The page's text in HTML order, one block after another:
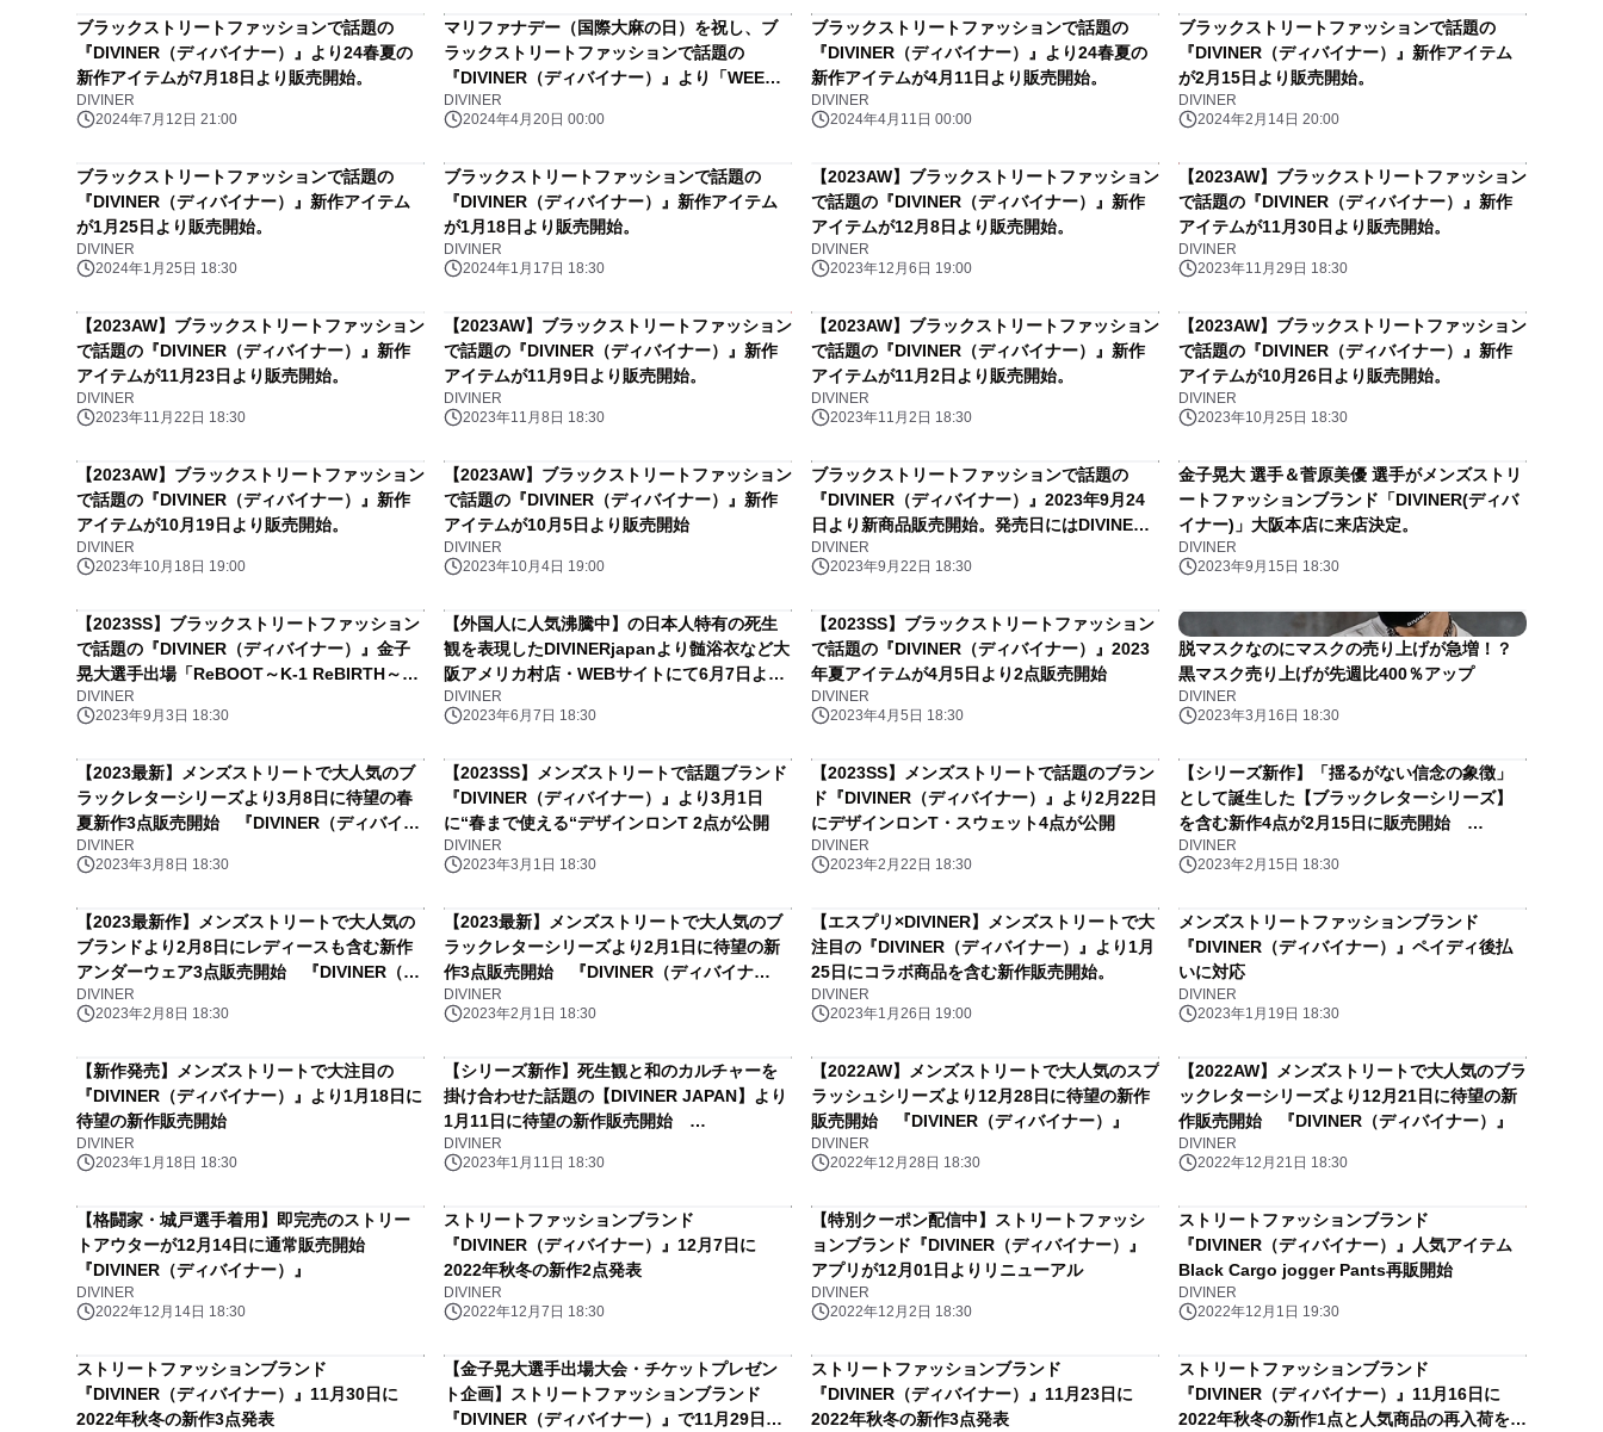
ブラックストリートファッションで話題の
『DIVINER（ディバイナー）』より24春夏の
新作アイテムが7月18日より販売開始。
DIVINER
2024年7月12日 21:00
マリファナデー（国際大麻の日）を祝し、ブ
ラックストリートファッションで話題の
『DIVINER（ディバイナー）』より「WEED
collection」がリリース。
DIVINER
2024年4月20日 00:00
ブラックストリートファッションで話題の
『DIVINER（ディバイナー）』より24春夏の
新作アイテムが4月11日より販売開始。
DIVINER
2024年4月11日 00:00
ブラックストリートファッションで話題の
『DIVINER（ディバイナー）』新作アイテム
が2月15日より販売開始。
DIVINER
2024年2月14日 20:00
ブラックストリートファッションで話題の
『DIVINER（ディバイナー）』新作アイテム
が1月25日より販売開始。
DIVINER
2024年1月25日 18:30
ブラックストリートファッションで話題の
『DIVINER（ディバイナー）』新作アイテム
が1月18日より販売開始。
DIVINER
2024年1月17日 18:30
【2023AW】ブラックストリートファッション
で話題の『DIVINER（ディバイナー）』新作
アイテムが12月8日より販売開始。
DIVINER
2023年12月6日 19:00
【2023AW】ブラックストリートファッション
で話題の『DIVINER（ディバイナー）』新作
アイテムが11月30日より販売開始。
DIVINER
2023年11月29日 18:30
【2023AW】ブラックストリートファッション
で話題の『DIVINER（ディバイナー）』新作
アイテムが11月23日より販売開始。
DIVINER
2023年11月22日 18:30
【2023AW】ブラックストリートファッション
で話題の『DIVINER（ディバイナー）』新作
アイテムが11月9日より販売開始。
DIVINER
2023年11月8日 18:30
【2023AW】ブラックストリートファッション
で話題の『DIVINER（ディバイナー）』新作
アイテムが11月2日より販売開始。
DIVINER
2023年11月2日 18:30
【2023AW】ブラックストリートファッション
で話題の『DIVINER（ディバイナー）』新作
アイテムが10月26日より販売開始。
DIVINER
2023年10月25日 18:30
【2023AW】ブラックストリートファッション
で話題の『DIVINER（ディバイナー）』新作
アイテムが10月19日より販売開始。
DIVINER
2023年10月18日 19:00
【2023AW】ブラックストリートファッション
で話題の『DIVINER（ディバイナー）』新作
アイテムが10月5日より販売開始
DIVINER
2023年10月4日 19:00
ブラックストリートファッションで話題の
『DIVINER（ディバイナー）』2023年9月24
日より新商品販売開始。発売日にはDIVINER
大阪店で金子晃大 選手＆菅原美優 選手の来店
イベントを開催。
DIVINER
2023年9月22日 18:30
金子晃大 選手＆菅原美優 選手がメンズストリ
ートファッションブランド「DIVINER(ディバ
イナー)」大阪本店に来店決定。
DIVINER
2023年9月15日 18:30
【2023SS】ブラックストリートファッション
で話題の『DIVINER（ディバイナー）』金子
晃大選手出場「ReBOOT～K-1 ReBIRTH～」
応援キャンペーンスタート
DIVINER
2023年9月3日 18:30
【外国人に人気沸騰中】の日本人特有の死生
観を表現したDIVINERjapanより髄浴衣など大
阪アメリカ村店・WEBサイトにて6月7日より
販売開始。
DIVINER
2023年6月7日 18:30
【2023SS】ブラックストリートファッション
で話題の『DIVINER（ディバイナー）』2023
年夏アイテムが4月5日より2点販売開始
DIVINER
2023年4月5日 18:30
脱マスクなのにマスクの売り上げが急増！？
黒マスク売り上げが先週比400％アップ
DIVINER
2023年3月16日 18:30
【2023最新】メンズストリートで大人気のブ
ラックレターシリーズより3月8日に待望の春
夏新作3点販売開始 『DIVINER（ディバイナ
ー）』
DIVINER
2023年3月8日 18:30
【2023SS】メンズストリートで話題ブランド
『DIVINER（ディバイナー）』より3月1日
に“春まで使える“デザインロンT 2点が公開
DIVINER
2023年3月1日 18:30
【2023SS】メンズストリートで話題のブラン
ド『DIVINER（ディバイナー）』より2月22日
にデザインロンT・スウェット4点が公開
DIVINER
2023年2月22日 18:30
【シリーズ新作】「揺るがない信念の象徴」
として誕生した【ブラックレターシリーズ】
を含む新作4点が2月15日に販売開始
『DIVINER（ディバイナー）』
DIVINER
2023年2月15日 18:30
【2023最新作】メンズストリートで大人気の
ブランドより2月8日にレディースも含む新作
アンダーウェア3点販売開始 『DIVINER（デ
ィバイナー）』
DIVINER
2023年2月8日 18:30
【2023最新】メンズストリートで大人気のブ
ラックレターシリーズより2月1日に待望の新
作3点販売開始 『DIVINER（ディバイナ
ー）』
DIVINER
2023年2月1日 18:30
【エスプリ×DIVINER】メンズストリートで大
注目の『DIVINER（ディバイナー）』より1月
25日にコラボ商品を含む新作販売開始。
DIVINER
2023年1月26日 19:00
メンズストリートファッションブランド
『DIVINER（ディバイナー）』ペイディ後払
いに対応
DIVINER
2023年1月19日 18:30
【新作発売】メンズストリートで大注目の
『DIVINER（ディバイナー）』より1月18日に
待望の新作販売開始
DIVINER
2023年1月18日 18:30
【シリーズ新作】死生観と和のカルチャーを
掛け合わせた話題の【DIVINER JAPAN】より
1月11日に待望の新作販売開始
『DIVINER（ディバイナー）』
DIVINER
2023年1月11日 18:30
【2022AW】メンズストリートで大人気のスプ
ラッシュシリーズより12月28日に待望の新作
販売開始 『DIVINER（ディバイナー）』
DIVINER
2022年12月28日 18:30
【2022AW】メンズストリートで大人気のブラ
ックレターシリーズより12月21日に待望の新
作販売開始 『DIVINER（ディバイナー）』
DIVINER
2022年12月21日 18:30
【格闘家・城戸選手着用】即完売のストリー
トアウターが12月14日に通常販売開始
『DIVINER（ディバイナー）』
DIVINER
2022年12月14日 18:30
ストリートファッションブランド
『DIVINER（ディバイナー）』12月7日に
2022年秋冬の新作2点発表
DIVINER
2022年12月7日 18:30
【特別クーポン配信中】ストリートファッシ
ョンブランド『DIVINER（ディバイナー）』
アプリが12月01日よりリニューアル
DIVINER
2022年12月2日 18:30
ストリートファッションブランド
『DIVINER（ディバイナー）』人気アイテム
Black Cargo jogger Pants再販開始
DIVINER
2022年12月1日 19:30
ストリートファッションブランド
『DIVINER（ディバイナー）』11月30日に
2022年秋冬の新作3点発表
【金子晃大選手出場大会・チケットプレゼン
ト企画】ストリートファッションブランド
『DIVINER（ディバイナー）』で11月29日よ
ストリートファッションブランド
『DIVINER（ディバイナー）』11月23日に
2022年秋冬の新作3点発表
ストリートファッションブランド
『DIVINER（ディバイナー）』11月16日に
2022年秋冬の新作1点と人気商品の再入荷を発